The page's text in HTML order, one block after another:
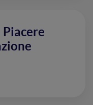
Piacere